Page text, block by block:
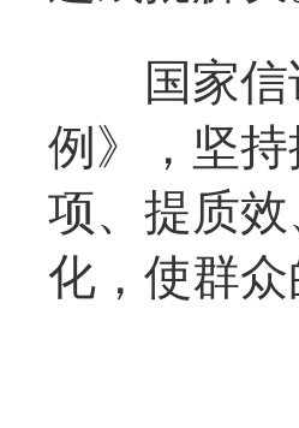
国家信访
例》，坚
项、提质
化，使群